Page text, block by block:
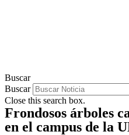
Buscar
Buscar
Close this search box.
Frondosos árboles
en el campus de la